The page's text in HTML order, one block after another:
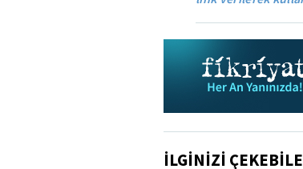
İLGİNİZİ